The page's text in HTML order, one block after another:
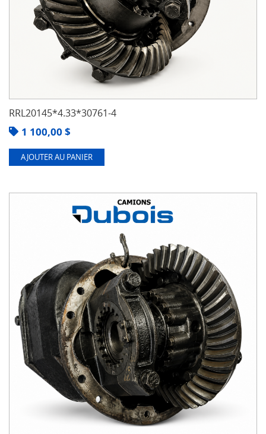
RRL20145*4.33*30761-4
1 100,00 $
AJOUTER AU PANIER